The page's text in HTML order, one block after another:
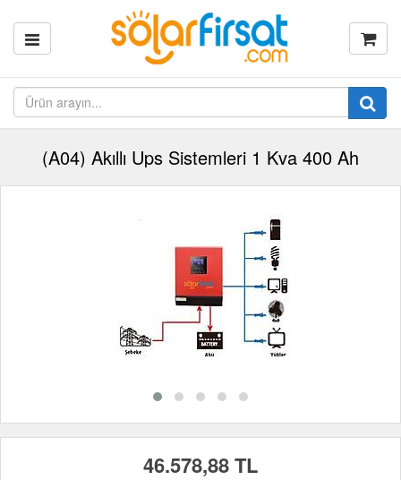
(A04) Akıllı Ups Sistemleri 1 Kva 400 Ah
46.578,88 TL